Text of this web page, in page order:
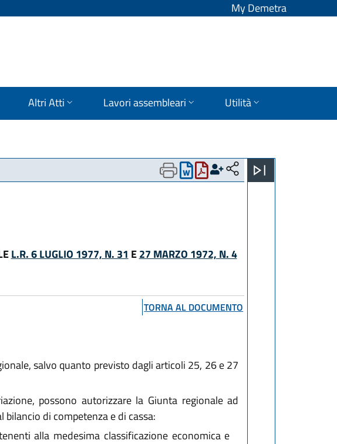
My Demetra
Altri Atti Lavori assembleari Utilità
L.R. 6 LUGLIO 1977, N. 31 E27 MARZO 1972, N. 4
TORNA AL DOCUMENTO
salvo quanto previsto dagli articoli 25, 26 e 27
possono autorizzare la Giunta regionale ad
di competenza e di cassa:
alla medesima classificazione economica e